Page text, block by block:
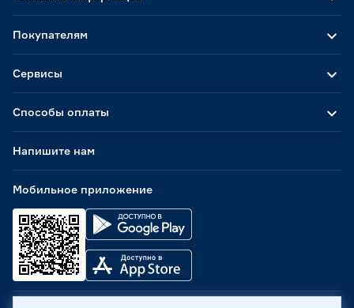
Способы оплаты
Мобильное приложение
Покупателям
Сервисы
Напишите нам